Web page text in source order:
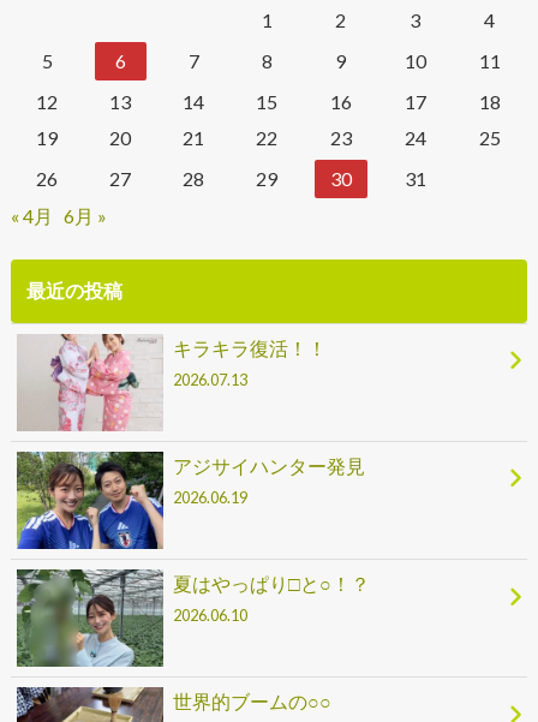
1
2 3
4
5
6 7 8 9 10
11
12
13 14 15 16 17
18
19
20 21 22 23 24
25
26
27 28 29 30
31
« 4月
6月 »
最近の投稿
キラキラ復活！！
2026.07.13
アジサイハンター発見
2026.06.19
夏はやっぱり□と○！？
2026.06.10
世界的ブームの○○